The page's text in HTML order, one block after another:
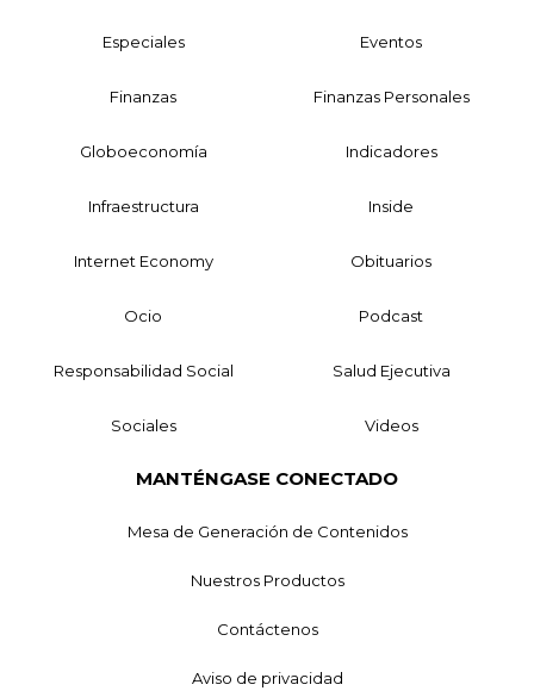
Especiales Eventos
Finanzas Finanzas Personales
Globoeconomía Indicadores
Infraestructura Inside
Internet Economy Obituarios
Ocio Podcast
Responsabilidad Social Salud Ejecutiva
Sociales Videos
MANTÉNGASE CONECTADO
Mesa de Generación de Contenidos
Nuestros Productos
Contáctenos
Aviso de privacidad